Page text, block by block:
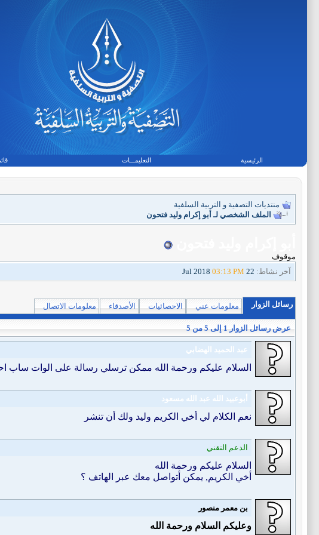
الرئيسية التعليمـــات
منتديات التصفية و التربية السلفية
الملف الشخصي لـ أبو إكرام وليد فتحون
موقوف
آخر نشاط:
03:13 PM
رسائل الزوار معلومات عني الاحصائيات الأصدقاء معلومات الاتصال
عرض رسائل الزوار 1 إلى 5 من 5
عبد الحميد الهضابي
السلام عليكم ورحمة الله ممكن ترسلي رسالة على الوات ساب احتاجك
أبوعبيد الله عبد الله مسعود
نعم الكلام لي أخي الكريم وليد ولك أن تنشر
الدعم التقني
السلام عليكم ورحمة الله
أخي الكريم, يمكن أتواصل معك عبر الهاتف ؟
بن معمر منصور
وعليكم السلام ورحمة الله